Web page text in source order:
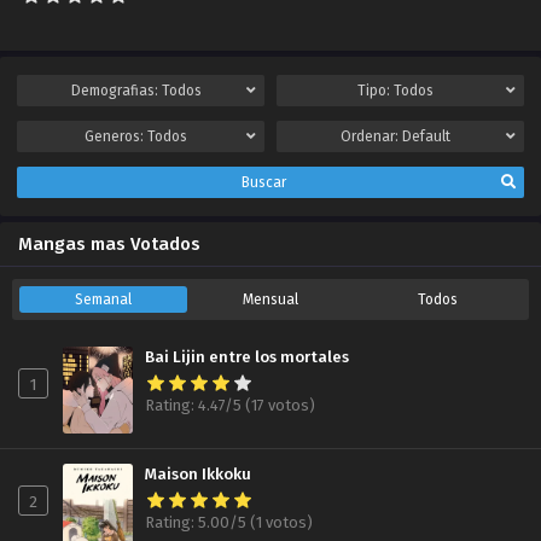
Dangoline no Fansub
2022-06-03
Reaper Scan
2022-04-28
Capítulo 66.00
Dangoline no Fansub
2022-06-03
Capítulo 65.00
2022-01-27
Capítulo 64.00
Demografias: Todos Tipo: Todos
Generos: Todos Ordenar: Default
Buscar
Mangas mas Votados
Semanal Mensual Todos
1
Bai Lijin entre los mortales
Rating: 4.47/5 (17 votos)
2
Maison Ikkoku
Rating: 5.00/5 (1 votos)